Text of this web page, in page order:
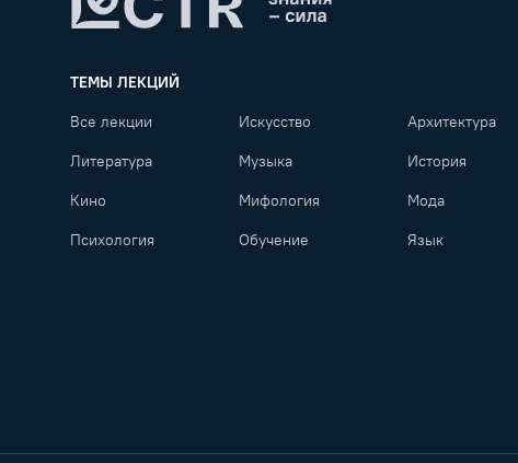
ТЕМЫ ЛЕКЦИЙ
Все лекции Искусство Архитектура
Литература Музыка История
Кино Мифология Мода
Психология Обучение Язык